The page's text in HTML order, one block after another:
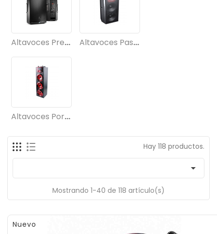
Altavoces Preamplificados Altavoces Pasivos
Altavoces Portátiles
Hay 118 productos.

Mostrando 1-40 de 118 artículo(s)
Nuevo